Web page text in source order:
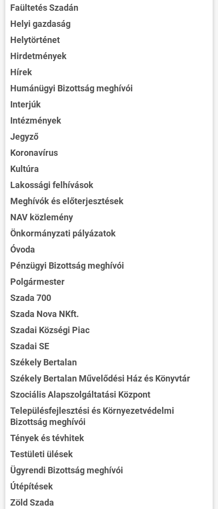
Faültetés Szadán
Helyi gazdaság
Helytörténet
Hirdetmények
Hírek
Humánügyi Bizottság meghívói
Interjúk
Intézmények
Jegyző
Koronavírus
Kultúra
Lakossági felhívások
Meghívók és előterjesztések
NAV közlemény
Önkormányzati pályázatok
Óvoda
Pénzügyi Bizottság meghívói
Polgármester
Szada 700
Szada Nova NKft.
Szadai Községi Piac
Szadai SE
Székely Bertalan
Székely Bertalan Művelődési Ház és Könyvtár
Szociális Alapszolgáltatási Központ
Településfejlesztési és Környezetvédelmi
Bizottság meghívói
Tények és tévhitek
Testületi ülések
Ügyrendi Bizottság meghívói
Útépítések
Zöld Szada